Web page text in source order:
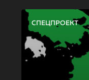
СПЕЦПРОЕКТ